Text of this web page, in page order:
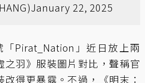
January 22, 2025
「Pirat_Nation」近日放上兩
之羽》服裝圖片對比，聲稱官
得更暴露。不過，《明末：